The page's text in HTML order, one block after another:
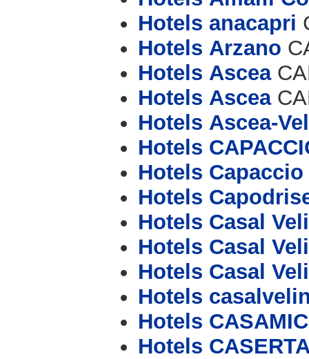
Hotels anacapri
Hotels Arzano
Hotels Ascea
Hotels Ascea
Hotels Ascea-
Hotels
Hotels
Hotels
Hotels Casal
Hotels Casal
Hotels Casal
Hotels
Hotels
Hotels